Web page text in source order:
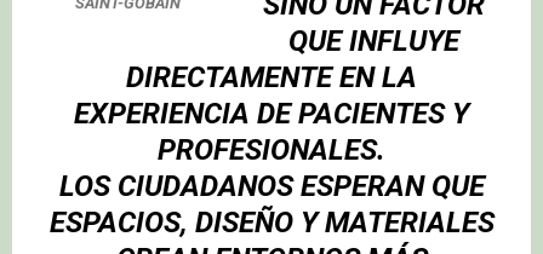
QUE INFLUYE
DIRECTAMENTE EN LA
EXPERIENCIA DE PACIENTES Y
PROFESIONALES.
LOS CIUDADANOS ESPERAN QUE
ESPACIOS, DISEÑO Y MATERIALES